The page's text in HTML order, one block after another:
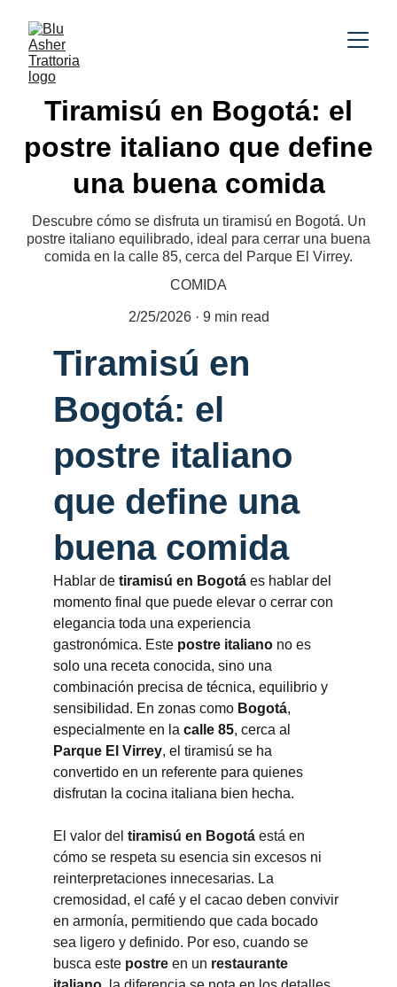
Tiramisú en Bogotá: el
postre italiano que define
una buena comida
Descubre cómo se disfruta un tiramisú en Bogotá. Un
postre italiano equilibrado, ideal para cerrar una buena
comida en la calle 85, cerca del Parque El Virrey.
COMIDA
2/25/2026 9 min read
Tiramisú en
Bogotá: el
postre italiano
que define una
buena comida
Hablar de tiramisú en Bogotá es hablar del
momento final que puede elevar o cerrar con
elegancia toda una experiencia
gastronómica. Este postre italiano no es
solo una receta conocida, sino una
combinación precisa de técnica, equilibrio y
sensibilidad. En zonas como Bogotá,
especialmente en la calle 85, cerca al
Parque El Virrey, el tiramisú se ha
convertido en un referente para quienes
disfrutan la cocina italiana bien hecha.
El valor del tiramisú en Bogotá está en
cómo se respeta su esencia sin excesos ni
reinterpretaciones innecesarias. La
cremosidad, el café y el cacao deben convivir
en armonía, permitiendo que cada bocado
sea ligero y definido. Por eso, cuando se
busca este postre en un restaurante